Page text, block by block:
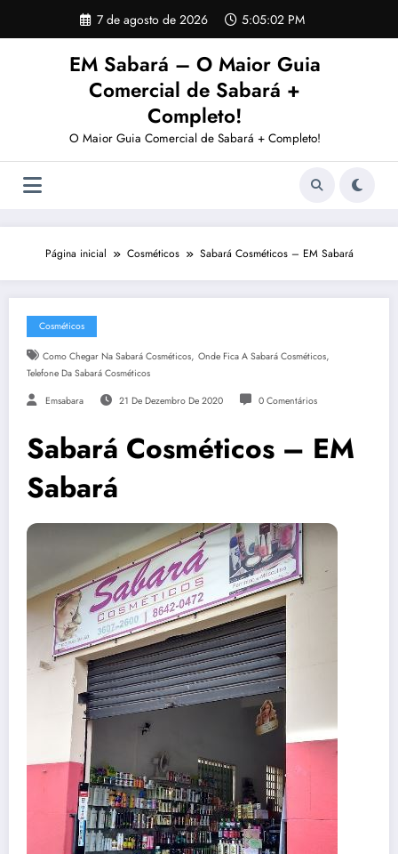
o
7 de agosto de 2026 5:05:02 PM
EM Sabará – O Maior Guia
Comercial de Sabará +
Completo!
O Maior Guia Comercial de Sabará + Completo!
Página inicial Cosméticos Sabará Cosméticos – EM Sabará
Cosméticos
Como Chegar Na Sabará Cosméticos, Onde Fica A Sabará Cosméticos,
Telefone Da Sabará Cosméticos
Emsabara 21 De Dezembro De 2020 0 Comentários
Sabará Cosméticos – EM
Sabará